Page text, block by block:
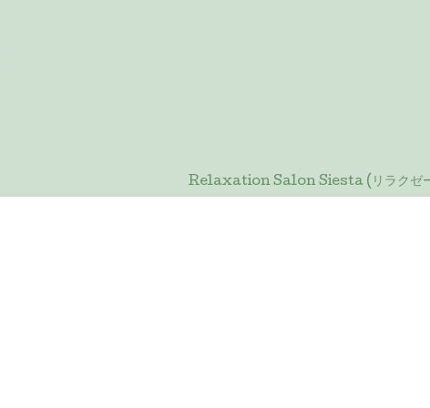
Relaxation Salon Siesta (リラクゼ